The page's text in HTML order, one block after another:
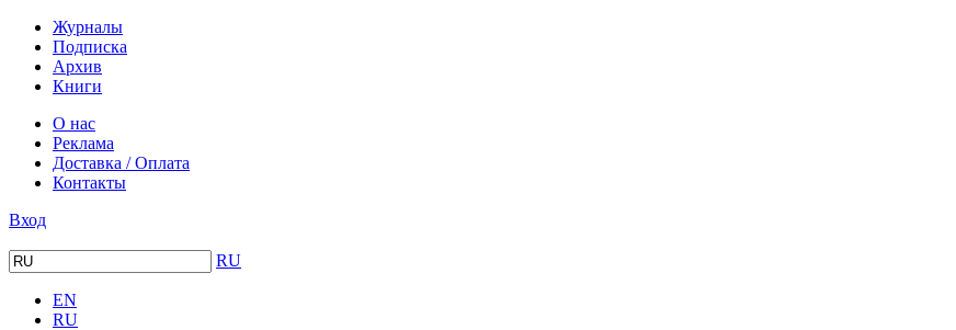
Журналы
Подписка
Архив
Книги
О нас
Реклама
Доставка / Оплата
Контакты
Вход
RU
EN
RU